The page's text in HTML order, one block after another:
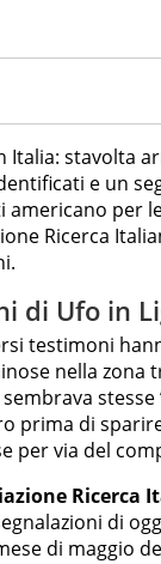
oltre dieci anni
cronaca,
Italia: stavolta
e un
per
Ricerca
di Ufo in
testimoni
nella zona
stesse
prima di
per via del
Ricerca
di
di maggio